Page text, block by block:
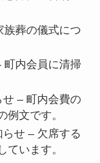
族葬の儀式につ
町内会員に清掃
– 町内会費の
例文です。
せ – 欠席する
ています。